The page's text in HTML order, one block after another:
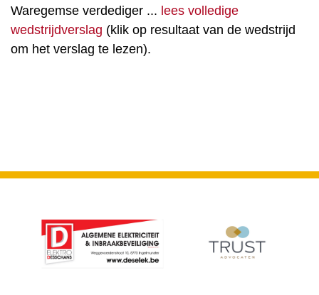
Waregemse verdediger ... lees volledige
wedstrijdverslag (klik op resultaat van de wedstrijd
om het verslag te lezen).